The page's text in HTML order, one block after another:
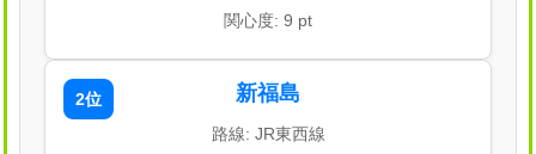
関心度: 9 pt
2位 新福島
路線: JR東西線